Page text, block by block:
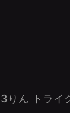
3りん トライ